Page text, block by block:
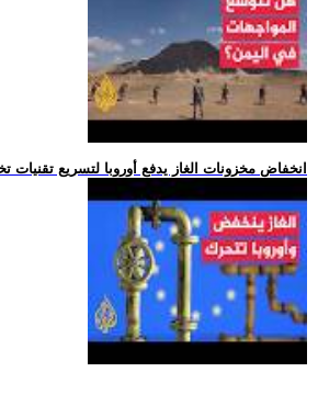
.. انخفاض مخزونات الغاز يدفع أوروبا لتسريع تقنيات